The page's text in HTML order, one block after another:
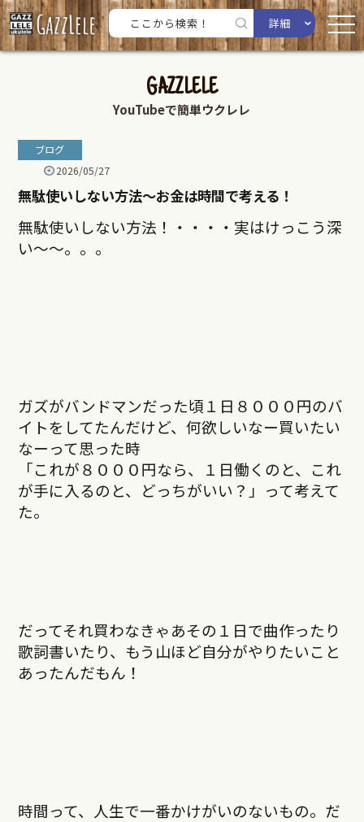
詳細
GAZZLELE
YouTubeで簡単ウクレレ
ブログ
2026/05/27
無駄使いしない方法〜お金は時間で考える！
無駄使いしない方法！・・・・実はけっこう深
い～～。。。
ガズがバンドマンだった頃１日８０００円のバ
イトをしてたんだけど、何欲しいなー買いたい
なーって思った時
「これが８０００円なら、１日働くのと、これ
が手に入るのと、どっちがいい？」って考えて
た。
だってそれ買わなきゃあその１日で曲作ったり
歌詞書いたり、もう山ほど自分がやりたいこと
あったんだもん！
時間って、人生で一番かけがいのないもの。だ